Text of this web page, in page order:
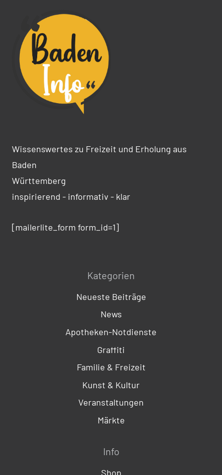
Wissenswertes zu Freizeit und Erholung aus
Baden
Württemberg
inspirierend - informativ - klar
[mailerlite_form form_id=1]
Kategorien
Neueste Beiträge
News
Apotheken-Notdienste
Graffiti
Familie & Freizeit
Kunst & Kultur
Veranstaltungen
Märkte
Info
Shop